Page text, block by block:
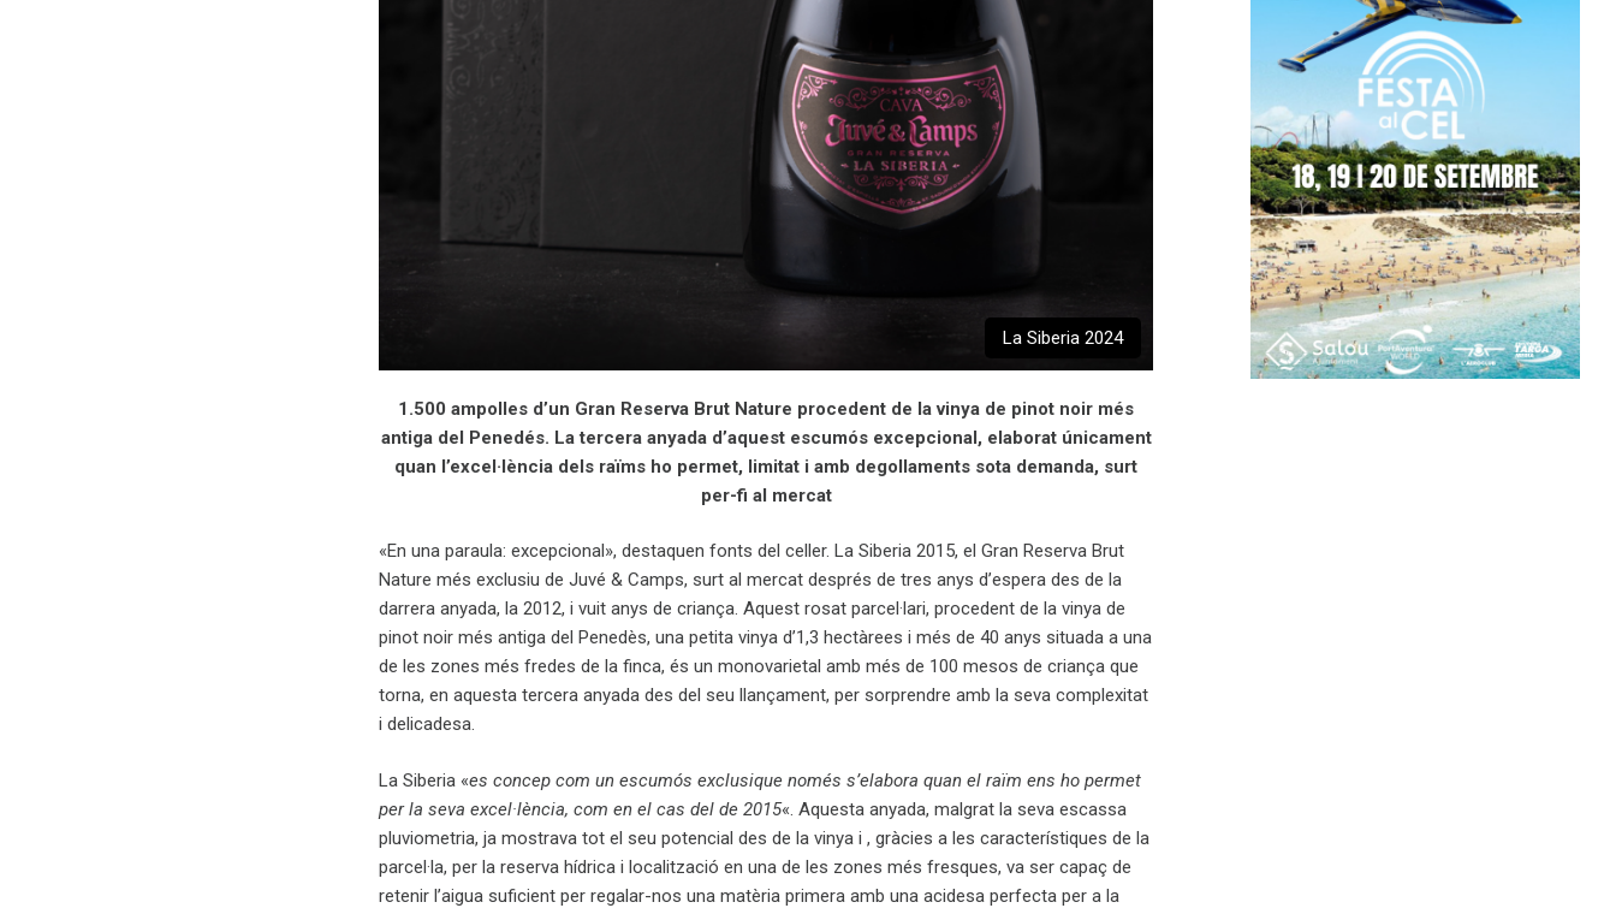
La Siberia 2024
1.500 ampolles d’un Gran Reserva Brut Nature procedent de la vinya de pinot noir més
antiga del Penedés. La tercera anyada d’aquest escumós excepcional, elaborat únicament
quan l’excel·lència dels raïms ho permet, limitat i amb degollaments sota demanda, surt
per-fi al mercat
«En una paraula: excepcional», destaquen fonts del celler. La Siberia 2015, el Gran Reserva Brut
Nature més exclusiu de Juvé & Camps, surt al mercat després de tres anys d’espera des de la
darrera anyada, la 2012, i vuit anys de criança. Aquest rosat parcel·lari, procedent de la vinya de
pinot noir més antiga del Penedès, una petita vinya d’1,3 hectàrees i més de 40 anys situada a una
de les zones més fredes de la finca, és un monovarietal amb més de 100 mesos de criança que
torna, en aquesta tercera anyada des del seu llançament, per sorprendre amb la seva complexitat
i delicadesa.
La Siberia «es concep com un escumós exclusique només s’elabora quan el raïm ens ho permet
per la seva excel·lència, com en el cas del de 2015«. Aquesta anyada, malgrat la seva escassa
pluviometria, ja mostrava tot el seu potencial des de la vinya i , gràcies a les característiques de la
parcel·la, per la reserva hídrica i localització en una de les zones més fresques, va ser capaç de
retenir l’aigua suficient per regalar-nos una matèria primera amb una acidesa perfecta per a la